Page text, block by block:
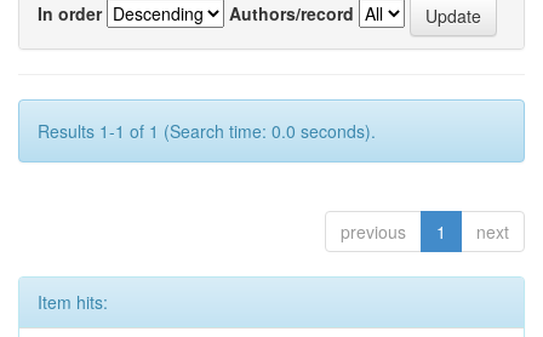
In order
Authors/record
Results 1-1 of 1 (Search time: 0.0 seconds).
previous 1 next
Item hits: